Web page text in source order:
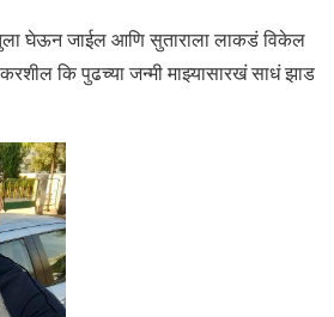
घेऊन जाईल आणि सुताराला लाकडं विकेल
करशील कि पुढच्या जन्मी माझ्यासारखं साधं झाड